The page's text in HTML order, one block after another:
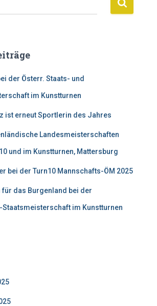
der Österr. Staats- und
im Kunstturnen
ist erneut Sportlerin des Jahres
Landesmeisterschaften
und im Kunstturnen, Mattersburg
bei der Turn10 Mannschafts-ÖM 2025
das Burgenland bei der
Staatsmeisterschaft im Kunstturnen